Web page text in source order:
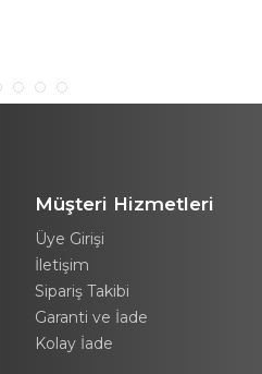
Müşteri Hizmetleri
Üye Girişi
İletişim
Sipariş Takibi
Garanti ve İade
Kolay İade